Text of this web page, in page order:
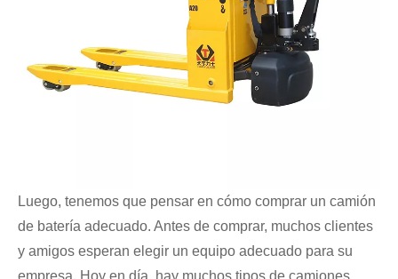
Luego, tenemos que pensar en cómo comprar un camión
de batería adecuado. Antes de comprar, muchos clientes
y amigos esperan elegir un equipo adecuado para su
empresa. Hoy en día, hay muchos tipos de camiones